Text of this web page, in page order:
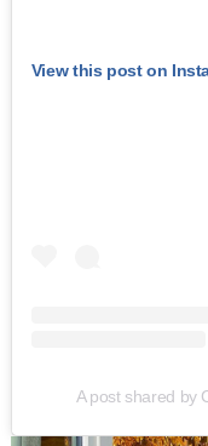
View this post on
A post shared by